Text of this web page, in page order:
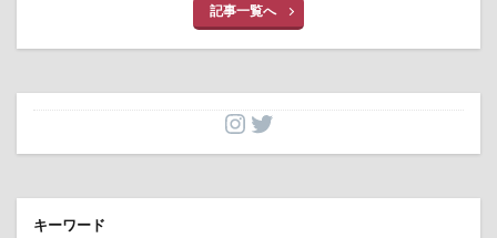
記事一覧へ
キーワード